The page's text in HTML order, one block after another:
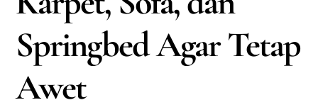
Springbed Agar Tetap
Awet